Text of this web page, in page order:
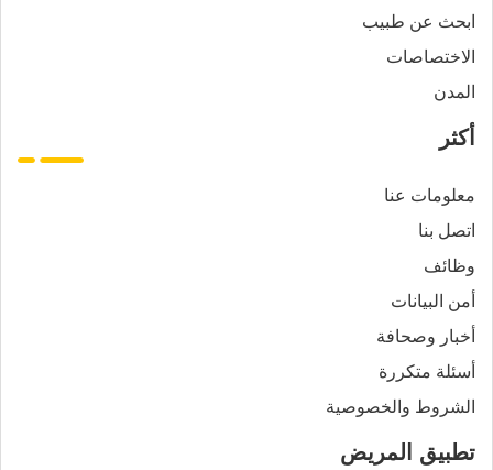
ابحث عن طبيب
الاختصاصات
المدن
أكثر
معلومات عنا
اتصل بنا
وظائف
أمن البيانات
أخبار وصحافة
أسئلة متكررة
الشروط والخصوصية
تطبيق المريض